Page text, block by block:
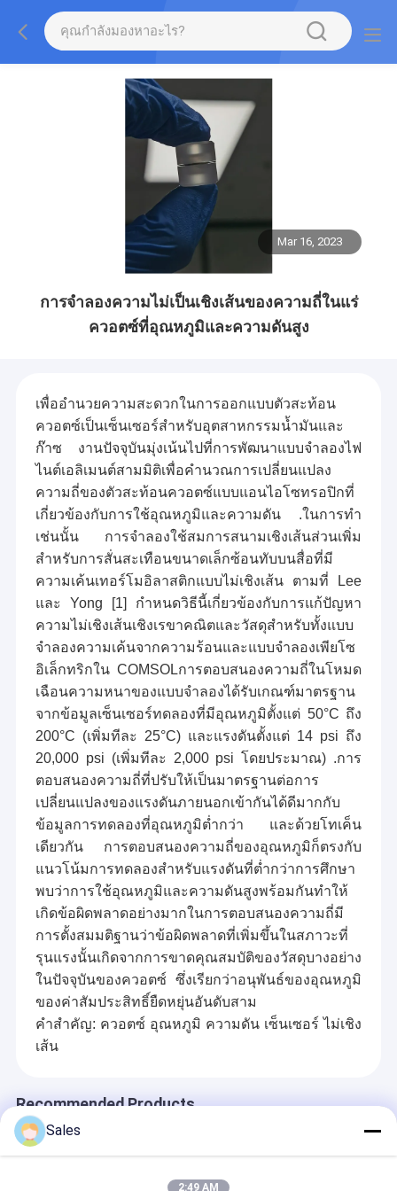
Mar 16, 2023
การจำลองความไม่เป็นเชิงเส้นของความถี่ในแร่
ควอตซ์ที่อุณหภูมิและความดันสูง
เพื่ออำนวยความสะดวกในการออกแบบตัวสะท้อน
ควอตซ์เป็นเซ็นเซอร์สำหรับอุตสาหกรรมน้ำมันและ
ก๊าซ งานปัจจุบันมุ่งเน้นไปที่การพัฒนาแบบจำลองไฟ
ไนต์เอลิเมนต์สามมิติเพื่อคำนวณการเปลี่ยนแปลง
ความถี่ของตัวสะท้อนควอตซ์แบบแอนไอโซทรอปิกที่
เกี่ยวข้องกับการใช้อุณหภูมิและความดัน .ในการทำ
เช่นนั้น การจำลองใช้สมการสนามเชิงเส้นส่วนเพิ่ม
สำหรับการสั่นสะเทือนขนาดเล็กซ้อนทับบนสื่อที่มี
ความเค้นเทอร์โมอิลาสติกแบบไม่เชิงเส้น ตามที่ Lee
และ Yong [1] กำหนดวิธีนี้เกี่ยวข้องกับการแก้ปัญหา
ความไม่เชิงเส้นเชิงเรขาคณิตและวัสดุสำหรับทั้งแบบ
จำลองความเค้นจากความร้อนและแบบจำลองเพียโซ
อิเล็กทริกใน COMSOLการตอบสนองความถี่ในโหมด
เฉือนความหนาของแบบจำลองได้รับเกณฑ์มาตรฐาน
จากข้อมูลเซ็นเซอร์ทดลองที่มีอุณหภูมิตั้งแต่ 50°C ถึง
200°C (เพิ่มทีละ 25°C) และแรงดันตั้งแต่ 14 psi ถึง
20,000 psi (เพิ่มทีละ 2,000 psi โดยประมาณ) .การ
ตอบสนองความถี่ที่ปรับให้เป็นมาตรฐานต่อการ
เปลี่ยนแปลงของแรงดันภายนอกเข้ากันได้ดีมากกับ
ข้อมูลการทดลองที่อุณหภูมิต่ำกว่า และด้วยโทเค็น
เดียวกัน การตอบสนองความถี่ของอุณหภูมิก็ตรงกับ
แนวโน้มการทดลองสำหรับแรงดันที่ต่ำกว่าการศึกษา
พบว่าการใช้อุณหภูมิและความดันสูงพร้อมกันทำให้
เกิดข้อผิดพลาดอย่างมากในการตอบสนองความถี่มี
การตั้งสมมติฐานว่าข้อผิดพลาดที่เพิ่มขึ้นในสภาวะที่
รุนแรงนั้นเกิดจากการขาดคุณสมบัติของวัสดุบางอย่าง
ในปัจจุบันของควอตซ์ ซึ่งเรียกว่าอนุพันธ์ของอุณหภูมิ
ของค่าสัมประสิทธิ์ยืดหยุ่นอันดับสาม
คำสำคัญ: ควอตซ์ อุณหภูมิ ความดัน เซ็นเซอร์ ไม่เชิง
เส้น
Recommended Products
Sales
2:49 AM